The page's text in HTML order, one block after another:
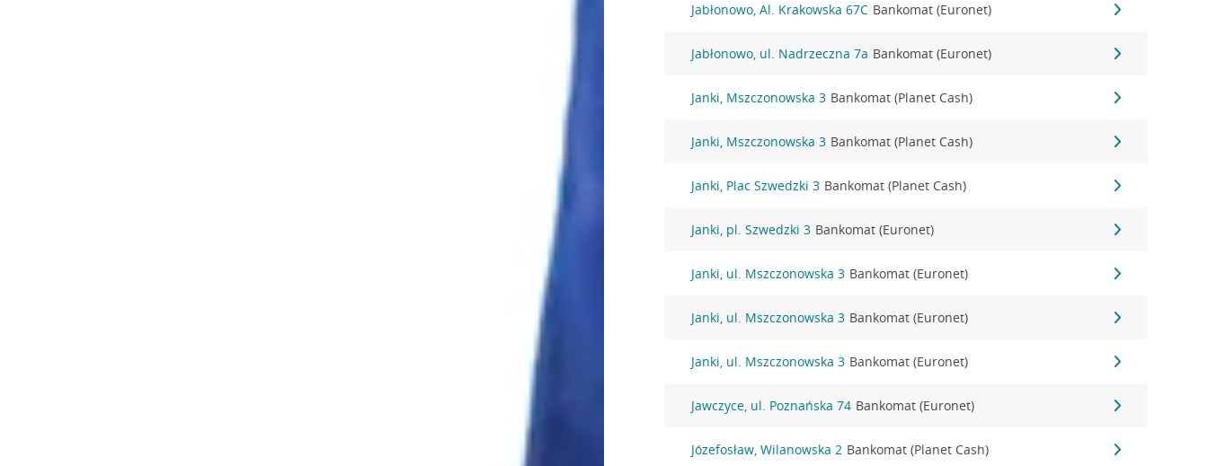
Jabłonowo, Al. Krakowska 67C Bankomat (Euronet)
Jabłonowo, ul. Nadrzeczna 7a Bankomat (Euronet)
Janki, Mszczonowska 3 Bankomat (Planet Cash)
Janki, Mszczonowska 3 Bankomat (Planet Cash)
Janki, Plac Szwedzki 3 Bankomat (Planet Cash)
Janki, pl. Szwedzki 3 Bankomat (Euronet)
Janki, ul. Mszczonowska 3 Bankomat (Euronet)
Janki, ul. Mszczonowska 3 Bankomat (Euronet)
Janki, ul. Mszczonowska 3 Bankomat (Euronet)
Jawczyce, ul. Poznańska 74 Bankomat (Euronet)
Józefosław, Wilanowska 2 Bankomat (Planet Cash)